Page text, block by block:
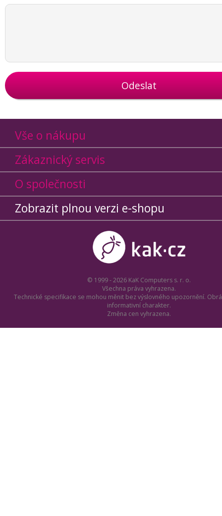
Odeslat
Vše o nákupu
Zákaznický servis
O společnosti
Zobrazit plnou verzi e-shopu
© 1999 - 2026 KaK Computers s. r. o.
Všechna práva vyhrazena.
Technické specifikace se mohou měnit bez výslovného upozornění.
informativní charakter.
Změna cen vyhrazena.